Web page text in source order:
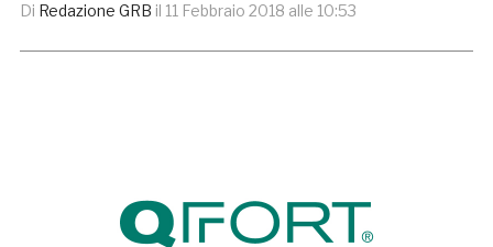
Di Redazione GRB il 11 Febbraio 2018 alle 10:53